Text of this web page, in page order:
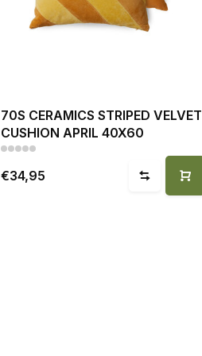
70S CERAMICS STRIPED VELVET
CUSHION APRIL 40X60
€34,95